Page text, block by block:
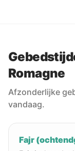
Romagne
Afzonderlijke
vandaag.
Fajr